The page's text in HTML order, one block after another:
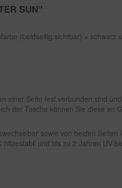
SUN"
(beidseitig sichtbar) = schwarz
einer Seite fest verbunden sind
der Tasche können Sie diese an
sowie von beiden Seiten
und bis zu 2 Jahren UV-